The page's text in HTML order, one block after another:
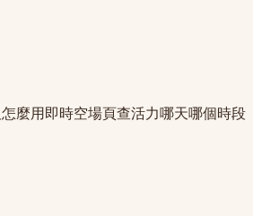
麼用即時空場頁查活力哪天哪個時段